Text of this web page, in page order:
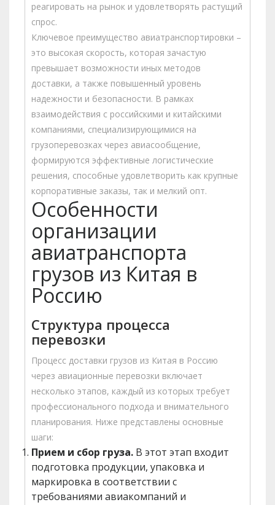
реагировать на рынок и удовлетворять растущий
спрос.
Ключевое преимущество авиатранспортировки –
это высокая скорость, которая зачастую
превышает возможности иных методов
доставки, а также повышенный уровень
надежности и безопасности. В рамках
взаимодействия с российскими и китайскими
компаниями, специализирующимися на
грузоперевозках через авиасообщение,
формируются эффективные логистические
решения, способные удовлетворить как крупные
корпоративные заказы, так и мелкий опт.
Особенности
организации
авиатранспорта
грузов из Китая в
Россию
Структура процесса
перевозки
Процесс доставки грузов из Китая в Россию
через авиационные перевозки включает
несколько этапов, каждый из которых требует
профессионального подхода и внимательного
планирования. Ниже представлены основные
шаги:
Прием и сбор груза. В этот этап входит
подготовка продукции, упаковка и
маркировка в соответствии с
требованиями авиакомпаний и